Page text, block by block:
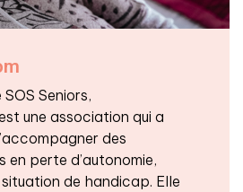
Seniors,
une association qui a
des
en perte d’autonomie,
de handicap. Elle